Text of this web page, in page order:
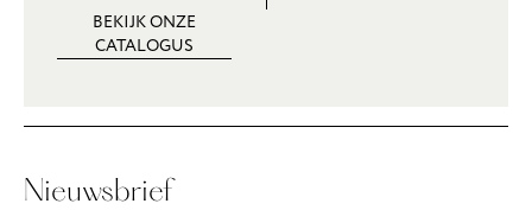
BEKIJK ONZE
CATALOGUS
Nieuwsbrief